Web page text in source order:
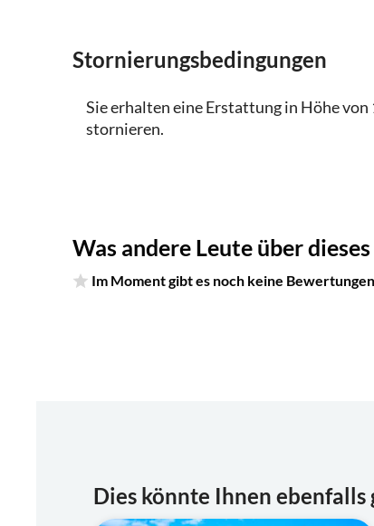
Stornierungsbedingungen
Sie erhalten eine Erstattung in Höhe von
stornieren.
Was andere Leute über
Im Moment gibt es noch keine
Dies könnte Ihnen ebenfalls